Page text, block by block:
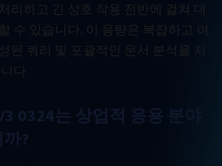
리하고 긴 상호 작용 전반에 걸쳐 대
수 있습니다. 이 용량은 복잡하고 여
된 쿼리 및 포괄적인 문서 분석을 처
다.
0324는 상업적 응용 분야
?